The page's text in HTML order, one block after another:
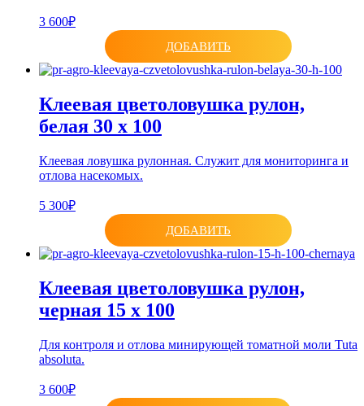
3 600₽
ДОБАВИТЬ
Клеевая цветоловушка рулон,
белая 30 х 100
Клеевая ловушка рулонная. Служит для мониторинга и
отлова насекомых.
5 300₽
ДОБАВИТЬ
Клеевая цветоловушка рулон,
черная 15 х 100
Для контроля и отлова минирующей томатной моли Tuta
absoluta.
3 600₽